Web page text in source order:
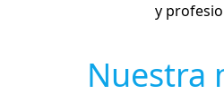
y
Nuestra